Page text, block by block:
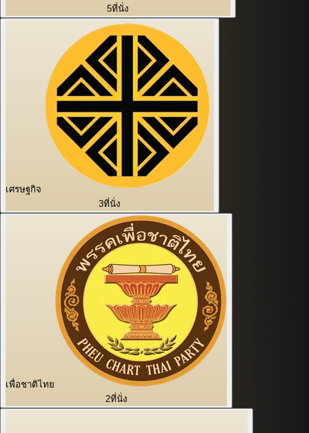
5ที่นั่ง
เศรษฐกิจ
3ที่นั่ง
เพื่อชาติไทย
2ที่นั่ง